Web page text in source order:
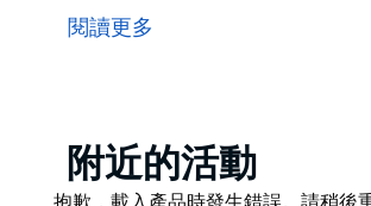
於莫斯曼黃金地段的住宅，其魅力
斯曼米德爾黑德 (Middle Head
入氣派的大門，您便能感受到這座
所，以簡潔的白色為主色調，配備
閱讀更多
Product
List
附近的活動
Product